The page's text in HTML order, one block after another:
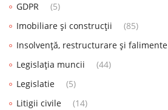
GDPR
(5)
Imobiliare și construcții
(85)
Insolvență, restructurare și falimente
Legislația muncii
(44)
Legislatie
(5)
Litigii civile
(14)